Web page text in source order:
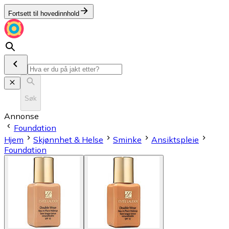
Fortsett til hovedinnhold
Søk
Annonse
Foundation
Hjem
Skjønnhet & Helse Sminke
Ansiktspleie
Foundation